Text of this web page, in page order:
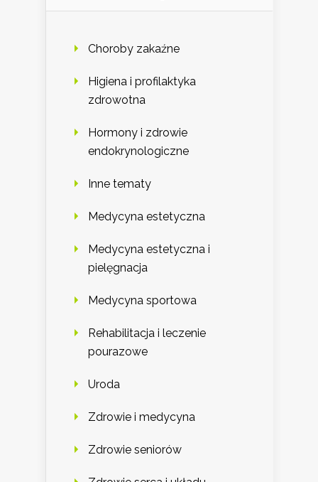
Choroby zakaźne
Higiena i profilaktyka
zdrowotna
Hormony i zdrowie
endokrynologiczne
Inne tematy
Medycyna estetyczna
Medycyna estetyczna i
pielęgnacja
Medycyna sportowa
Rehabilitacja i leczenie
pourazowe
Uroda
Zdrowie i medycyna
Zdrowie seniorów